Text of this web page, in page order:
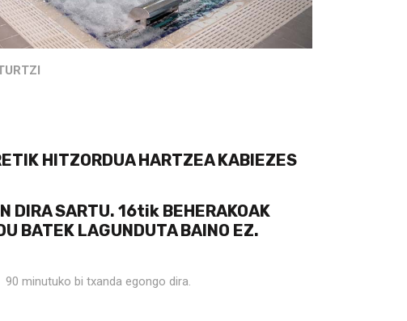
HITZORDUA HARTZEA KABIEZES
DIRA SARTU. 16tik BEHERAKOAK
BATEK LAGUNDUTA BAINO EZ.
minutuko bi txanda egongo dira.